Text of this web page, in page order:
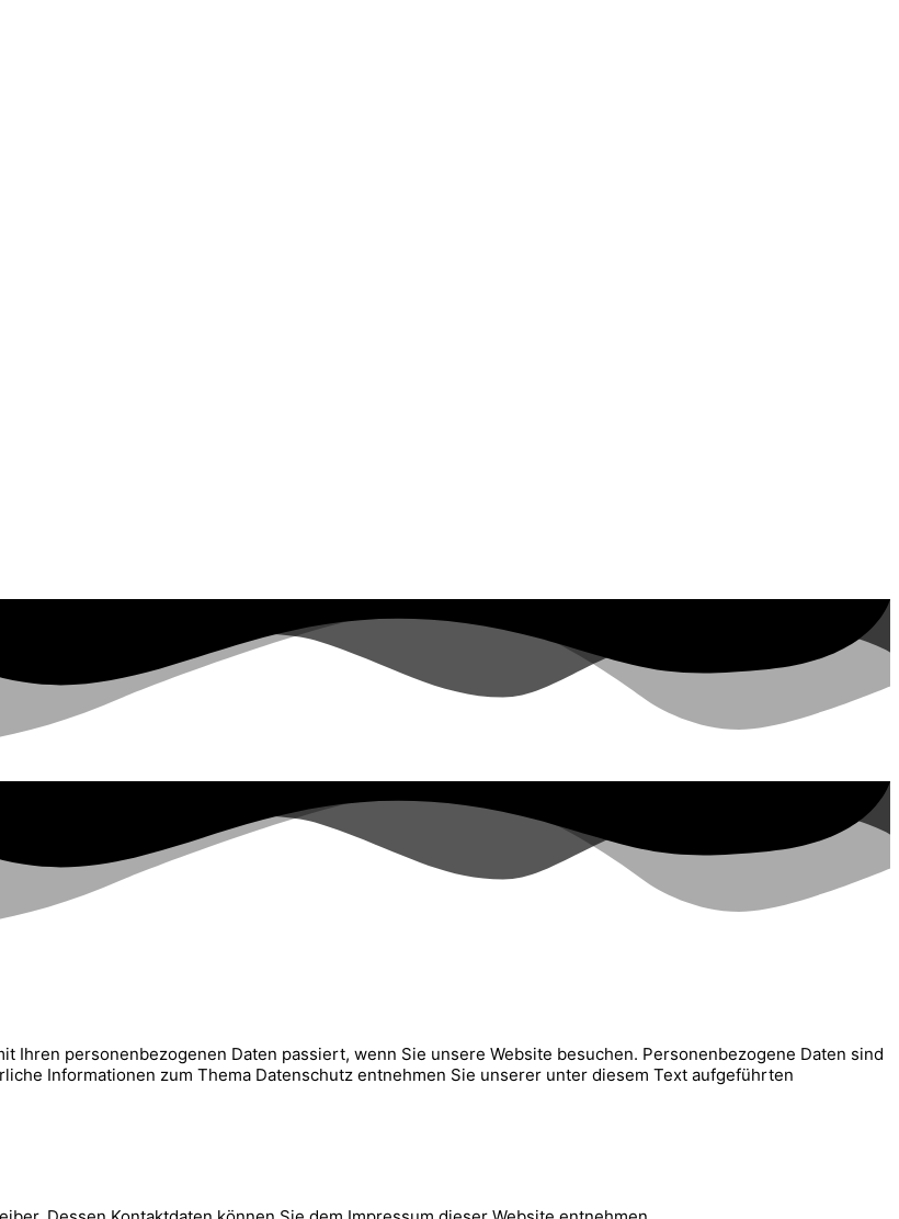
Ihren personenbezogenen Daten passiert, wenn Sie unsere Website besuchen. Personenbezogene Daten sind
Informationen zum Thema Datenschutz entnehmen Sie unserer unter diesem Text aufgeführten